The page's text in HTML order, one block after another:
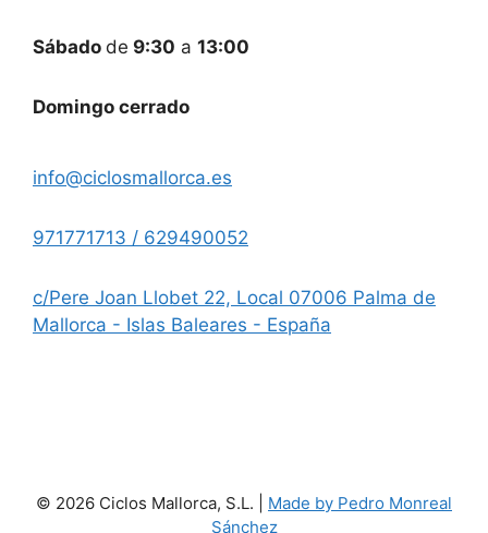
Sábado de 9:30 a 13:00
Domingo cerrado
info@ciclosmallorca.es
971771713 / 629490052
c/Pere Joan Llobet 22, Local 07006 Palma de
Mallorca - Islas Baleares - España
© 2026 Ciclos Mallorca, S.L. | Made by Pedro Monreal
Sánchez